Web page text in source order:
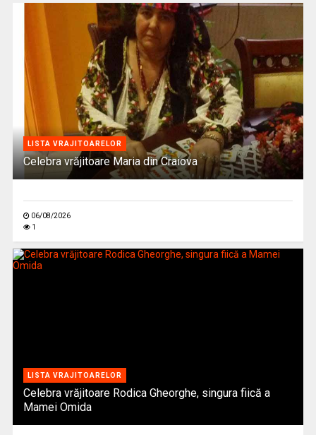
LISTA VRAJITOARELOR
Celebra vrăjitoare Maria din Craiova
06/08/2026
1
LISTA VRAJITOARELOR
Celebra vrăjitoare Rodica Gheorghe, singura fiică a
Mamei Omida